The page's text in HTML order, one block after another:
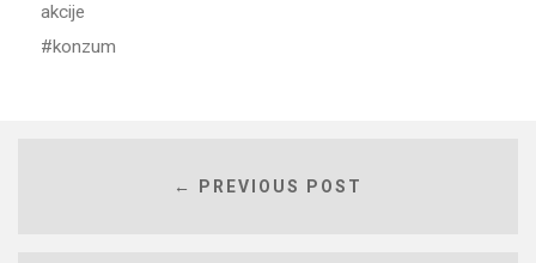
akcije
konzum
← PREVIOUS POST